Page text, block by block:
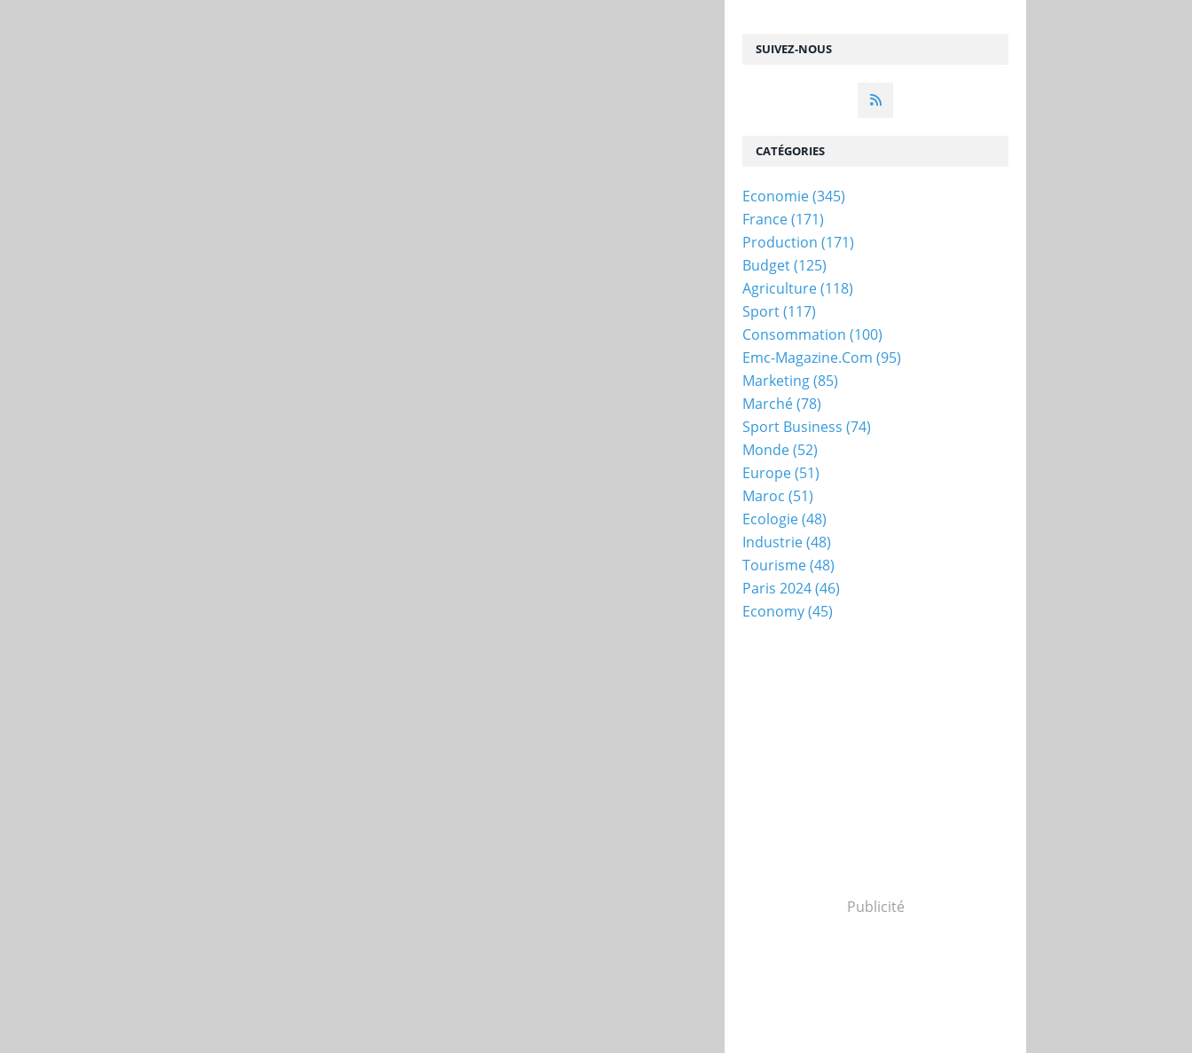
SUIVEZ-NOUS
CATÉGORIES
Economie(345)
France(171)
Production (171)
Budget(125)
Agriculture(118)
Sport(117)
Consommation (100)
Emc-Magazine.com (95)
Marketing(85)
Marché(78)
Sport Business (74)
Monde(52)
Europe(51)
Maroc (51)
Ecologie(48)
Industrie(48)
Tourisme(48)
Paris 2024(46)
Economy(45)
Publicité